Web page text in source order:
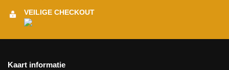
VEILIGE CHECKOUT
Kaart informatie